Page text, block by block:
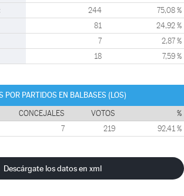
244 75,08 %
81 24,92 %
7 2,87 %
18 7,59 %
POR PARTIDOS EN BALBASES (LOS)
CONCEJALES VOTOS %
7 219 92,41 %
Descárgate los datos en xml